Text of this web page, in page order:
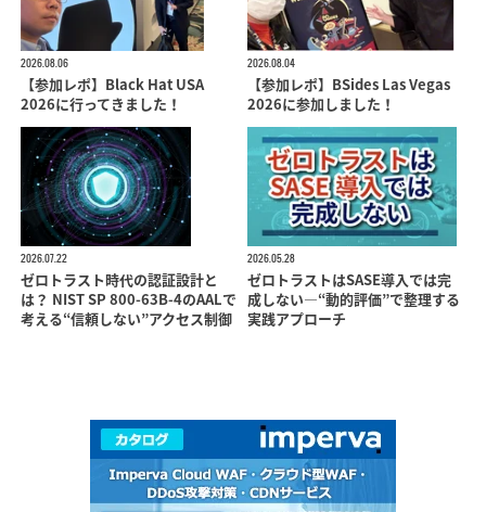
2026.08.06
【参加レポ】Black Hat USA
2026に行ってきました！
2026.08.04
【参加レポ】BSides Las Vegas
2026に参加しました！
2026.07.22
ゼロトラスト時代の認証設計と
は？ NIST SP 800-63B-4のAALで
考える“信頼しない”アクセス制御
2026.05.28
ゼロトラストはSASE導入では完
成しない―“動的評価”で整理する
実践アプローチ